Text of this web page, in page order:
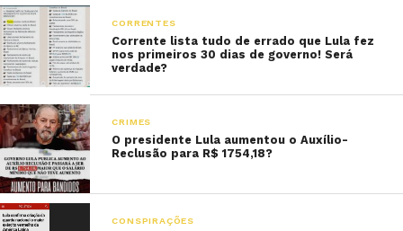
CORRENTES
Corrente lista tudo de errado que Lula fez
nos primeiros 30 dias de governo! Será
verdade?
CRIMES
O presidente Lula aumentou o Auxílio-
Reclusão para R$ 1754,18?
CONSPIRAÇÕES